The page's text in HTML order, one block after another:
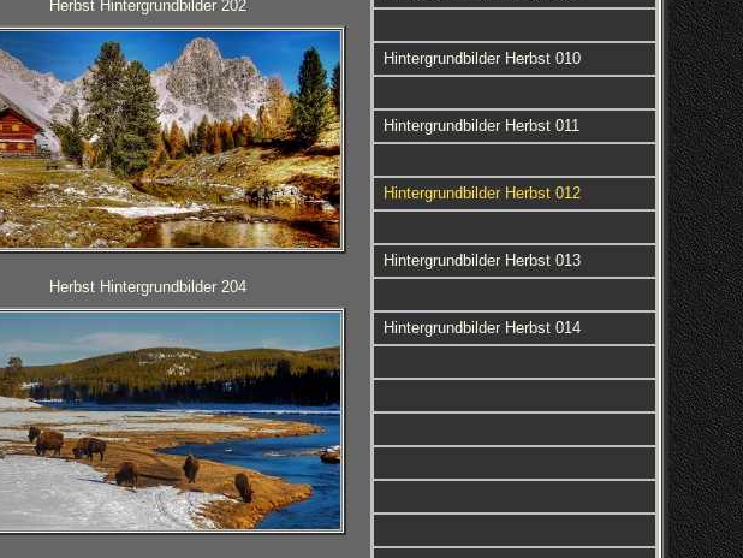
Herbst Hintergrundbilder 202
Herbst Hintergrundbilder 204
Hintergrundbilder Herbst 010
Hintergrundbilder Herbst 011
Hintergrundbilder Herbst 012
Hintergrundbilder Herbst 013
Hintergrundbilder Herbst 014